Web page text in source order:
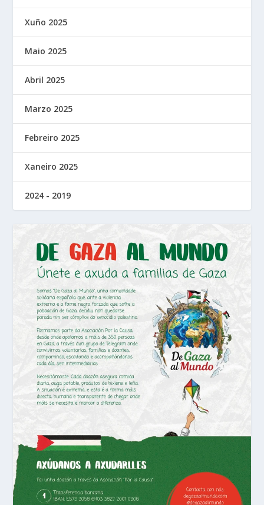
Xuño 2025
Maio 2025
Abril 2025
Marzo 2025
Febreiro 2025
Xaneiro 2025
2024 - 2019